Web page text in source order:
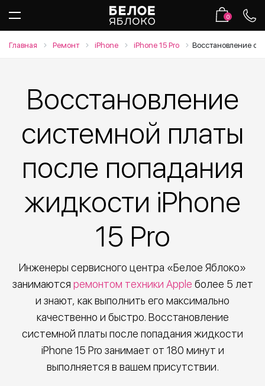
0
Главная Ремонт iPhone iPhone 15 Pro Восстановление
Восстановление
системной платы
после попадания
жидкости iPhone
15 Pro
Инженеры сервисного центра «Белое Яблоко»
занимаются ремонтом техники Apple более 5 лет
и знают, как выполнить его максимально
качественно и быстро. Восстановление
системной платы после попадания жидкости
iPhone 15 Pro занимает от 180 минут и
выполняется в вашем присутствии.